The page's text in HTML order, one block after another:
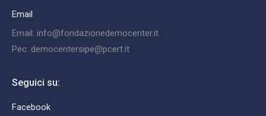
Email
Email: info@fondazionedemocenter.it
Pec: democentersipe@pcert.it
Seguici su:
Facebook